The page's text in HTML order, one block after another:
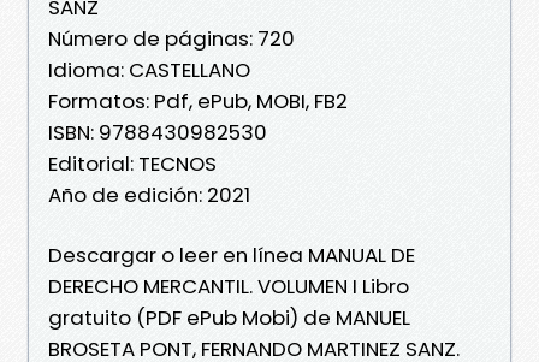
SANZ
Número de páginas: 720
Idioma: CASTELLANO
Formatos: Pdf, ePub, MOBI, FB2
ISBN: 9788430982530
Editorial: TECNOS
Año de edición: 2021
Descargar o leer en línea MANUAL DE
DERECHO MERCANTIL. VOLUMEN I Libro
gratuito (PDF ePub Mobi) de MANUEL
BROSETA PONT, FERNANDO MARTINEZ SANZ.